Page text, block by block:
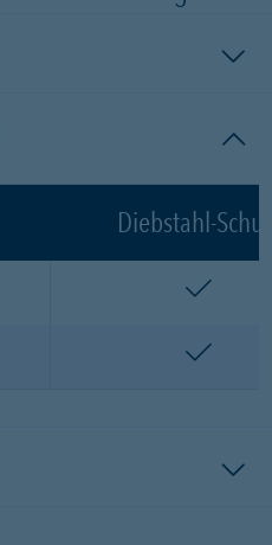
Diebstahl-